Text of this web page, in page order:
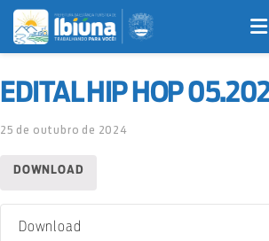
EDITAL HIP HOP
25 de outubro de 2024
DOWNLOAD
Download